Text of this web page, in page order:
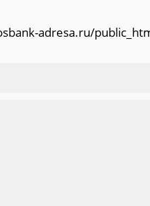
adresa.ru/